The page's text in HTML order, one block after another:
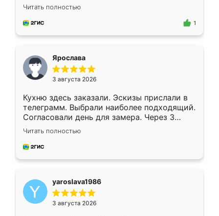
короткие сроки изготовления. Приехавший
для замера сотрудник Владислав
предложил по моему эскизу самый
Читать полностью
1
Ярослава
3 августа 2026
Кухню здесь заказали. Эскизы прислали в
телеграмм. Выбрали наиболее подходящий.
Согласовали день для замера. Через 3
недели кухня была уже готова. Остались
довольны работой. Спасибо Ренессанс
мебель за качественную работу!
Читать полностью
yaroslava1986
3 августа 2026